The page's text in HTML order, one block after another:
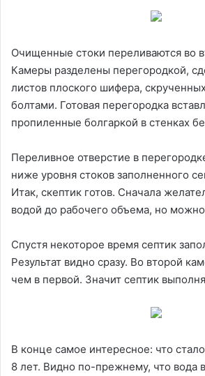
Очищенные стоки переливаются во
Камеры разделены перегородкой,
листов плоского шифера,
болтами. Готовая перегородка
пропиленные болгаркой в стенках
Переливное отверстие в
ниже уровня стоков заполненного
Итак, скептик готов. Сначала
водой до рабочего объема, но можно
Спустя некоторое время септик
Результат видно сразу. Во второй
чем в первой. Значит септик
В конце самое интересное: что
8 лет. Видно по-прежнему, что вода